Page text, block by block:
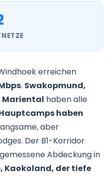
erreichen
. Swakopmund,
Mariental haben alle
haben
aber
Der B1-Korridor
Abdeckung in
Kaokoland, der tiefe